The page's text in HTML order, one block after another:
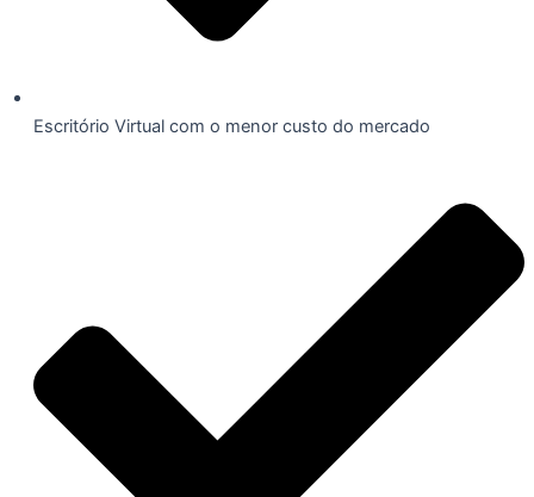
Escritório Virtual com o menor custo do mercado